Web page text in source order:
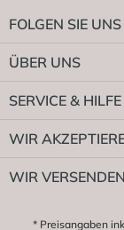
FOLGEN SIE UNS
ÜBER UNS
SERVICE & HILFE
WIR
WIR
* Preisangaben